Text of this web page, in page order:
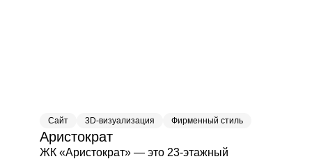
Сайт 3D-визуализация Фирменный стиль
Аристократ
ЖК «Аристократ» — это 23-этажный